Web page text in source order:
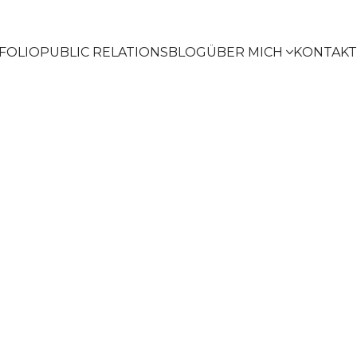
PUBLIC RELATIONSBLOGÜBER MICH KONTAKT